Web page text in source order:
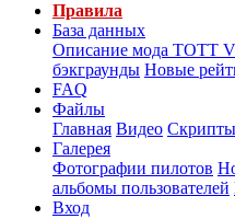
Правила
База данных
Описание мода ТОТТ
бэкграунды Новые
FAQ
Файлы
Главная Видео Скрипты
Галерея
Фотографии пилотов
альбомы пользователей
Вход